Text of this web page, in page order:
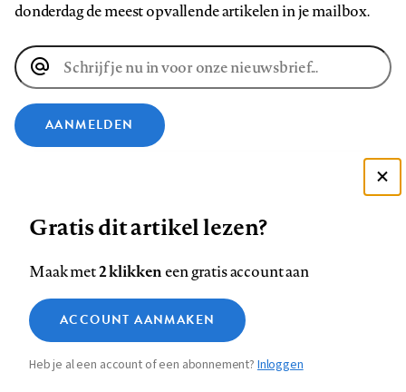
donderdag de meest opvallende artikelen in je mailbox.
E-
mailadres
AANMELDEN
ons
op
Facebook
ons
op
LinkedIn
ons
op
Bluesky
ons
op
Instagram
ons
op
YouTube
ons
Footer
navigation
Contact Colofon Disclaimer Privacy
Medische vragen verdienen
betrouwbare antwoorden
Zie onze cookie policy
Analytische cookies
Marketing cookies
Gratis dit artikel lezen?
Maak met2 klikkeneen gratis account aan
ACCOUNT AANMAKEN
Heb je al een account of een abonnement?Inloggen